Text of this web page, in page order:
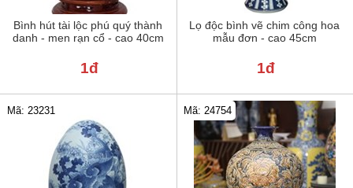
Bình hút tài lộc phú quý thành
danh - men rạn cổ - cao 40cm
1đ
Lọ độc bình vẽ chim công hoa
mẫu đơn - cao 45cm
1đ
Mã: 23231 Mã: 24754